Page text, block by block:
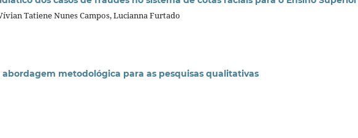
Tatiene Nunes Campos, Lucianna Furtado
metodológica para as pesquisas qualitativas